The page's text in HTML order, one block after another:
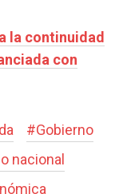
la continuidad
con
#Gobierno
nacional